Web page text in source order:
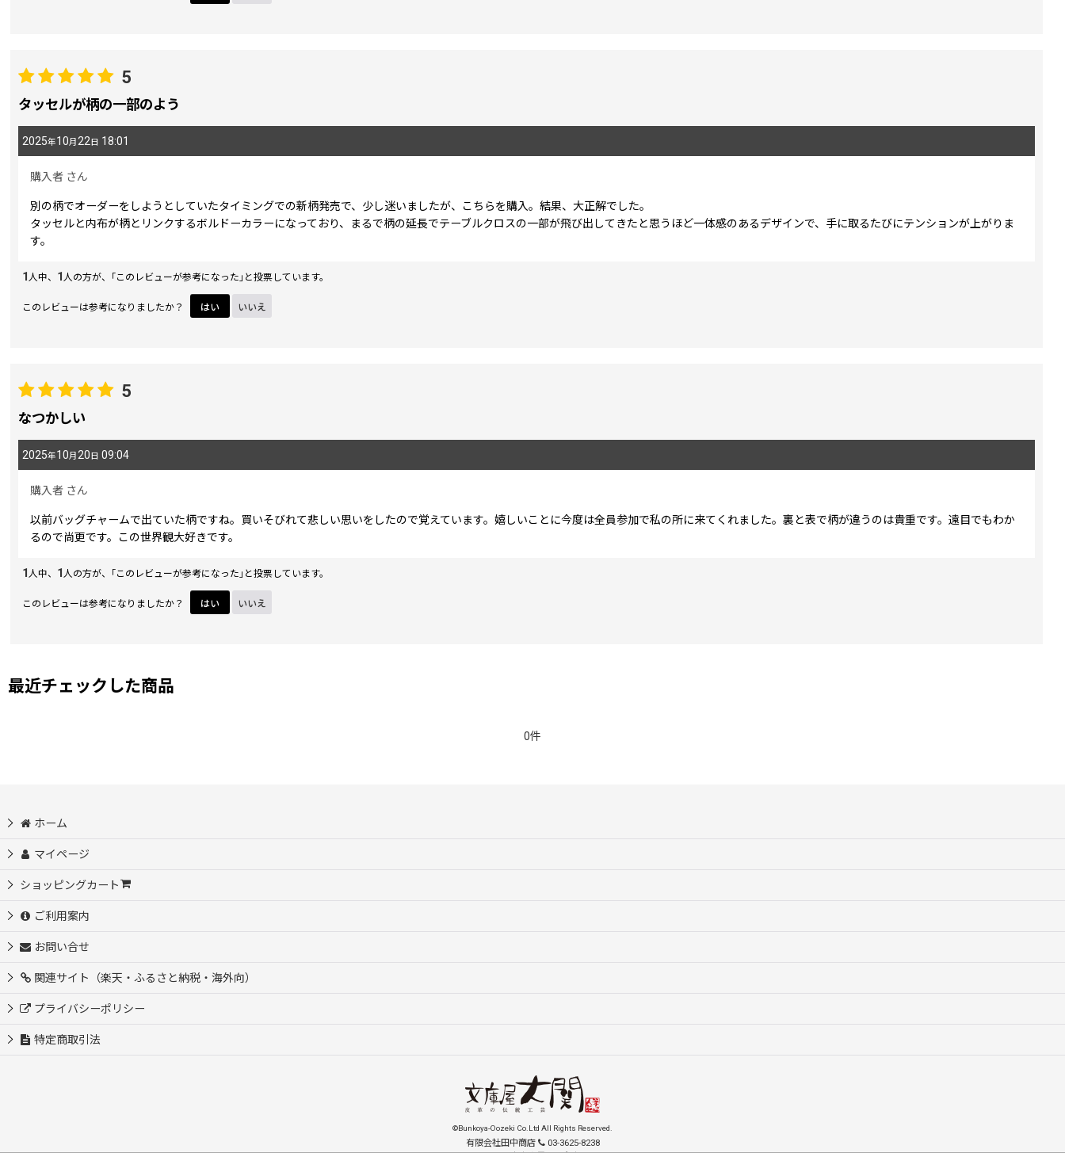
5
タッセルが柄の一部のよう
2025年10月 22 日 18:01
購入者 さん
別の柄でオーダーをしようとしていたタイミングでの新柄発売で、少し迷いましたが、こちらを購入。結果、大正解でした。
タッセルと内布が柄とリンクするボルドーカラーになっており、まるで柄の延長でテーブルクロスの一部が飛び出してきたと思うほど一体感のあるデザインで、手に取るたびにテンションが上がりま
す。
1人中、 1人の方が、｢このレビューが参考になった｣と投票しています。
このレビューは参考になりましたか？ はい いいえ
5
なつかしい
2025年10月 20 日 09:04
購入者 さん
以前バッグチャームで出ていた柄ですね。買いそびれて悲しい思いをしたので覚えています。嬉しいことに今度は全員参加で私の所に来てくれました。裏と表で柄が違うのは貴重です。遠目でもわか
るので尚更です。この世界観大好きです。
1人中、 1人の方が、｢このレビューが参考になった｣と投票しています。
このレビューは参考になりましたか？ はい いいえ
最近チェックした商品
0件
ホーム
マイページ
ショッピングカート
ご利用案内
お問い合せ
関連サイト（楽天・ふるさと納税・海外向）
プライバシーポリシー
特定商取引法
©Bunkoya-Oozeki Co.Ltd All Rights Reserved.
有限会社田中商店
03-3625-8238